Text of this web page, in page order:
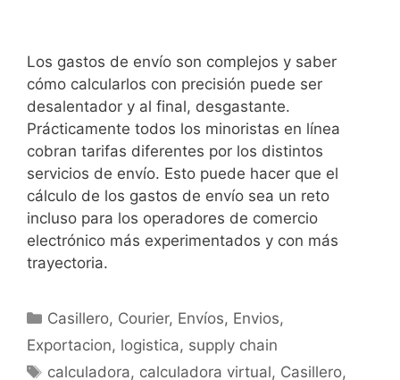
Los gastos de envío son complejos y saber
cómo calcularlos con precisión puede ser
desalentador y al final, desgastante.
Prácticamente todos los minoristas en línea
cobran tarifas diferentes por los distintos
servicios de envío. Esto puede hacer que el
cálculo de los gastos de envío sea un reto
incluso para los operadores de comercio
electrónico más experimentados y con más
trayectoria.
Casillero, Courier, Envíos, Envios,
Exportacion, logistica, supply chain
calculadora, calculadora virtual, Casillero,